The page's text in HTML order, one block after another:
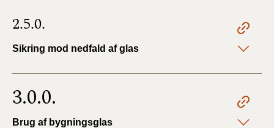
2.5.0.
Sikring mod nedfald af glas
3.0.0.
Brug af bygningsglas